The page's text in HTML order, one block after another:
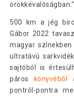
örökkévalóságban.”
500 km a jég
Gábor 2022
magyar
ultratávú
sajtóból is
páros
könyvéből
pontról-pontra